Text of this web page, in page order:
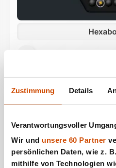
Zustimmung Details
Verantwortungsvoller
Wir und unsere 60 Partner
persönlichen Daten, wie z.
mithilfe von Technologien